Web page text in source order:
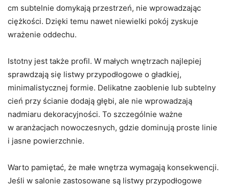
cm subtelnie domykają przestrzeń, nie wprowadzając
ciężkości. Dzięki temu nawet niewielki pokój zyskuje
wrażenie oddechu.
Istotny jest także profil. W małych wnętrzach najlepiej
sprawdzają się listwy przypodłogowe o gładkiej,
minimalistycznej formie. Delikatne zaoblenie lub subtelny
cień przy ścianie dodają głębi, ale nie wprowadzają
nadmiaru dekoracyjności. To szczególnie ważne
w aranżacjach nowoczesnych, gdzie dominują proste linie
i jasne powierzchnie.
Warto pamiętać, że małe wnętrza wymagają konsekwencji.
Jeśli w salonie zastosowane są listwy przypodłogowe